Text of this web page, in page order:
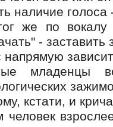
наличие голоса
же по
-
напрямую
младенцы
кстати, и
человек